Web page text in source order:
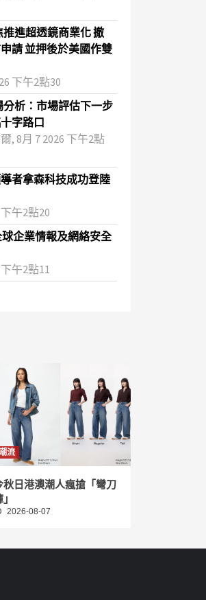
進超透鏡商業化 撤
請 並押後於美國作雙
下午2點30
分析：市場評估下一步
字路口
, 8月 7 2026 下午2點
者拿森科技成功登陸
下午2點20
球企業情報及網絡安全
午2點11
流
秋日港澳潮人瘋搶「彎刀
2026-08-07